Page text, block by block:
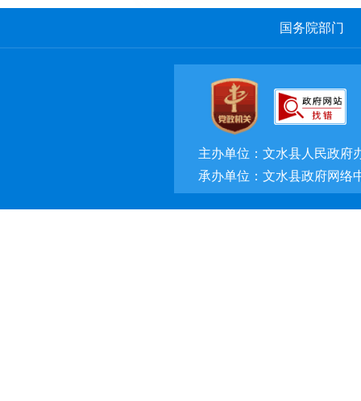
国务院部门
主办单位：文水县人民政府
承办单位：文水县政府网络